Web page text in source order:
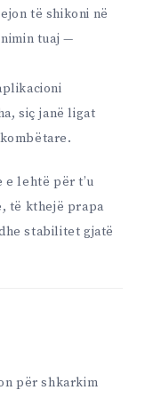
të shikoni në
tuaj —
siç janë ligat
e lehtë për t’u
të kthejë prapa
stabilitet gjatë
për shkarkim